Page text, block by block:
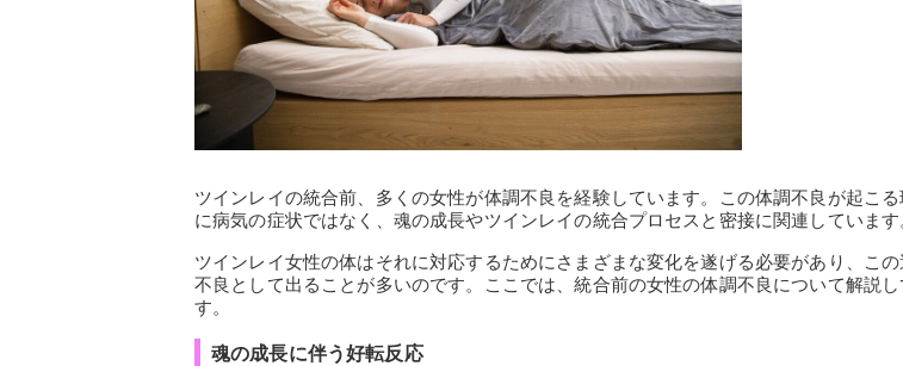
ツインレイの統合前、多くの女性が体調不良を経験しています。この体調不良が起こ
に病気の症状ではなく、魂の成長やツインレイの統合プロセスと密接に関連しています
ツインレイ女性の体はそれに対応するためにさまざまな変化を遂げる必要があり、こ
不良として出ることが多いのです。ここでは、統合前の女性の体調不良について解説し
す。
魂の成長に伴う好転反応